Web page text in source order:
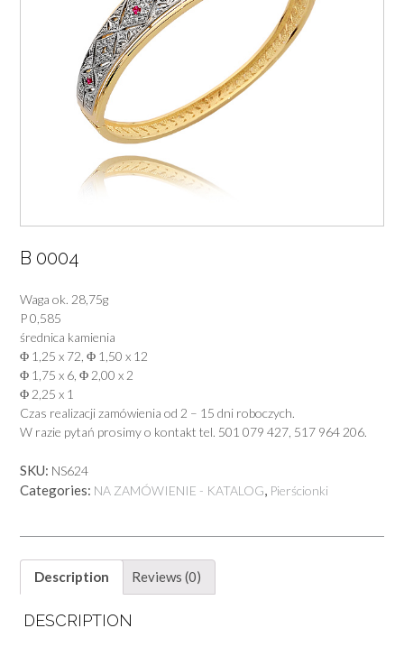
B 0004
Waga ok. 28,75g
P 0,585
średnica kamienia
Φ 1,25 x 72, Φ 1,50 x 12
Φ 1,75 x 6, Φ 2,00 x 2
Φ 2,25 x 1
Czas realizacji zamówienia od 2 – 15 dni roboczych.
W razie pytań prosimy o kontakt tel. 501 079 427, 517 964 206.
SKU: NS624
Categories: NA ZAMÓWIENIE - KATALOG, Pierścionki
Description Reviews (0)
DESCRIPTION